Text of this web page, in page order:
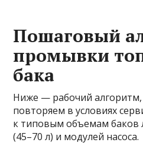
Пошаговый
промывки
бака
Ниже — рабочий
повторяем в условиях
к типовым объемам баков
(45–70 л) и модулей насоса.